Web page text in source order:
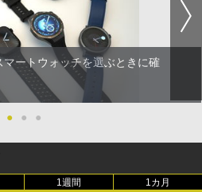
ートウォッチを選ぶときに確
● ● ●
1週間 1カ月